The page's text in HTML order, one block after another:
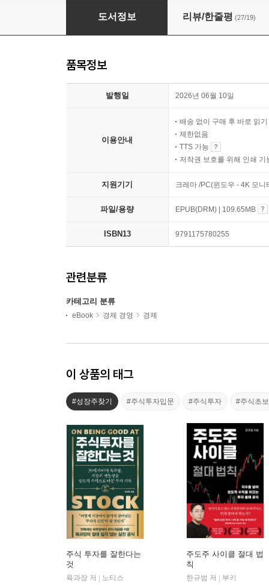
주도주 사이클 절대 법칙
도서정보 리뷰/한줄평 (27/19)
품목정보
발행일 2026년 06월 10일
이용안내
배송 없이 구매 후 바로 읽기
제한없음
TTS 가능
저작권 보호를 위해 인쇄 기
지원기기 크레마 /PC(윈도우 - 4K 모
파일/용량 EPUB(DRM) | 109.65MB
ISBN13 9791175780255
관련분류
카테고리 분류
eBook 경제 경영 경제
이 상품의 태그
#성장주찾기 #주식투자입문 #주식투자 #주식초보
주식 투자를 잘한다는
것
육과장 저
노티스
주도주 사이클 절대 법
칙
한규범 저
부키